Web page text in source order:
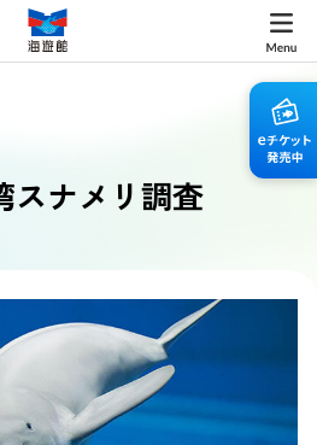
スナメリ調査